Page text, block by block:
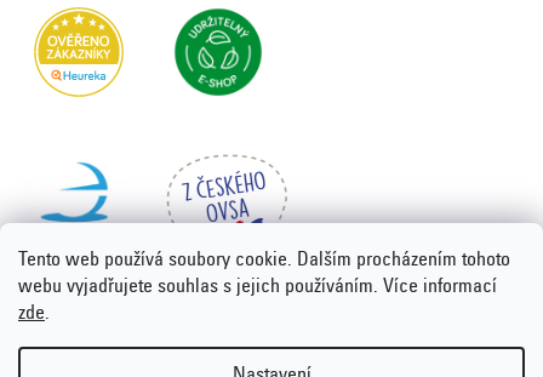
Tento web používá soubory cookie. Dalším procházením tohoto
webu vyjadřujete souhlas s jejich používáním. Více informací
zde.
Vytvořil Shoptet Premium